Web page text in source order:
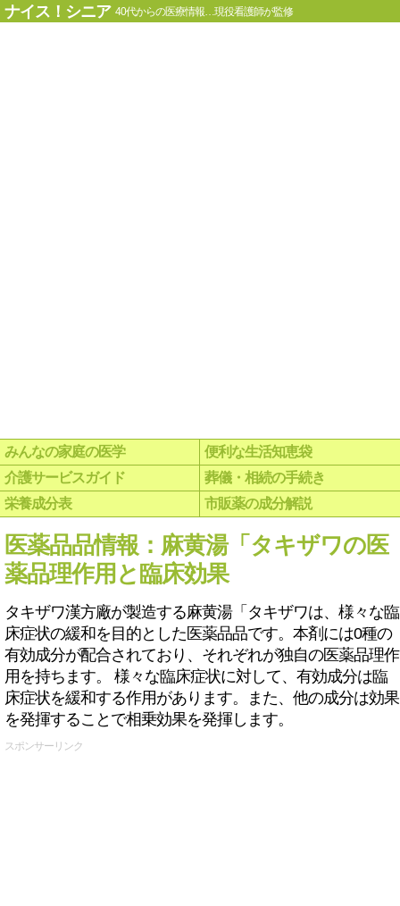
ナイス！シニア 40代からの医療情報…現役看護師が監修
みんなの家庭の医学
便利な生活知恵袋
介護サービスガイド
葬儀・相続の手続き
栄養成分表
市販薬の成分解説
医薬品品情報：麻黄湯「タキザワの医
薬品理作用と臨床効果
タキザワ漢方廠が製造する麻黄湯「タキザワは、様々な臨
床症状の緩和を目的とした医薬品品です。本剤には0種の
有効成分が配合されており、それぞれが独自の医薬品理作
用を持ちます。 様々な臨床症状に対して、有効成分は臨
床症状を緩和する作用があります。また、他の成分は効果
を発揮することで相乗効果を発揮します。
スポンサーリンク